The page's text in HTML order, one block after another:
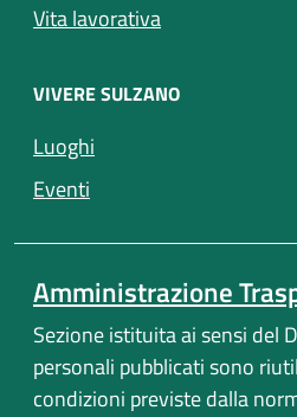
Vita lavorativa
VIVERE SULZANO
Luoghi
Eventi
Amministrazione
Sezione istituita ai sensi del
personali pubblicati sono
condizioni previste dalla